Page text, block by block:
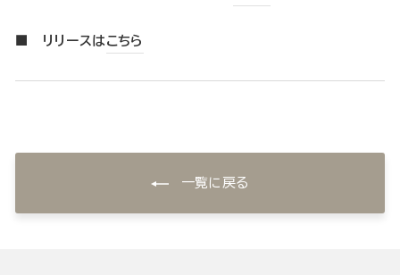
■ リリースは こちら
一覧に戻る